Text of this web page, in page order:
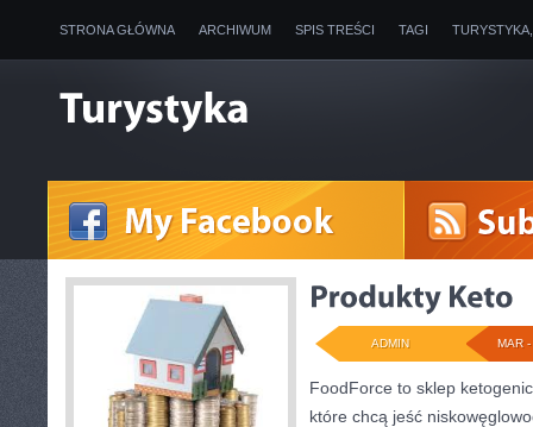
STRONA GŁÓWNA ARCHIWUM SPIS TREŚCI TAGI
MAR
ADMIN
FoodForce to sklep
które chcą jeść